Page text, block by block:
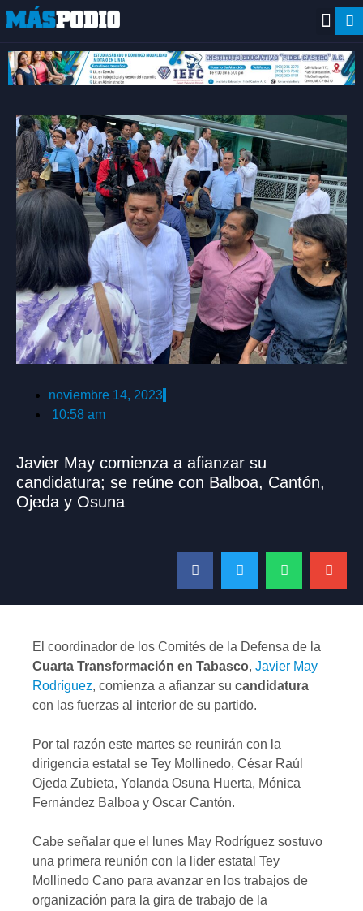
noviembre 14, 2023
10:58 am
Javier May comienza a afianzar su
candidatura; se reúne con Balboa, Cantón,
Ojeda y Osuna
El coordinador de los Comités de la Defensa de la
Cuarta Transformación en Tabasco, Javier May
Rodríguez, comienza a afianzar su candidatura
con las fuerzas al interior de su partido.
Por tal razón este martes se reunirán con la
dirigencia estatal se Tey Mollinedo, César Raúl
Ojeda Zubieta, Yolanda Osuna Huerta, Mónica
Fernández Balboa y Oscar Cantón.
Cabe señalar que el lunes May Rodríguez sostuvo
una primera reunión con la lider estatal Tey
Mollinedo Cano para avanzar en los trabajos de
organización para la gira de trabajo de la